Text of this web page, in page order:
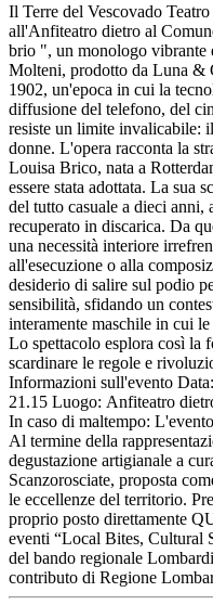
Il Terre del Vescovado
all'Anfiteatro dietro al
brio ", un monologo vibrante
Molteni, prodotto da Luna &
1902, un'epoca in cui la
diffusione del telefono, del
resiste un limite invalicabile:
donne. L'opera racconta la
Louisa Brico, nata a
essere stata adottata. La sua
del tutto casuale a dieci
recuperato in discarica. Da
una necessità interiore
all'esecuzione o alla
desiderio di salire sul podio
sensibilità, sfidando un
interamente maschile in cui
Lo spettacolo esplora così la
scardinare le regole e
Informazioni sull'evento
21.15 Luogo: Anfiteatro
In caso di maltempo:
Al termine della
degustazione artigianale a
Scanzorosciate, proposta
le eccellenze del territorio.
proprio posto direttamente
eventi “Local Bites, Cultural
del bando regionale
contributo di Regione